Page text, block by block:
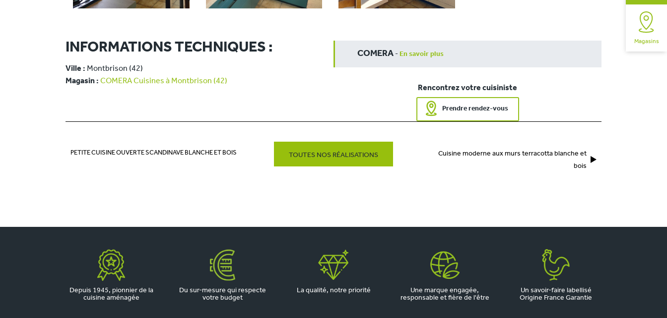
Magasins
INFORMATIONS TECHNIQUES :
Ville : Montbrison (42)
Magasin : COMERA Cuisines à Montbrison (42)
COMERA - En savoir plus
Rencontrez votre cuisiniste
Prendre rendez-vous
PETITE CUISINE OUVERTE SCANDINAVE BLANCHE ET BOIS TOUTES NOS RÉALISATIONS
Cuisine moderne aux murs terracotta blanche et
bois
Depuis 1945, pionnier de la
cuisine aménagée
Du sur-mesure qui respecte
votre budget
La qualité, notre priorité
Une marque engagée,
responsable et fière de l'être
Un savoir-faire labellisé
Origine France Garantie